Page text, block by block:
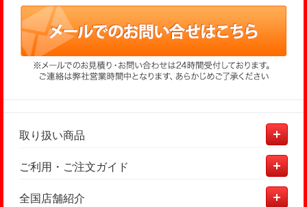
取り扱い商品
ご利用・ご注文ガイド
全国店舗紹介